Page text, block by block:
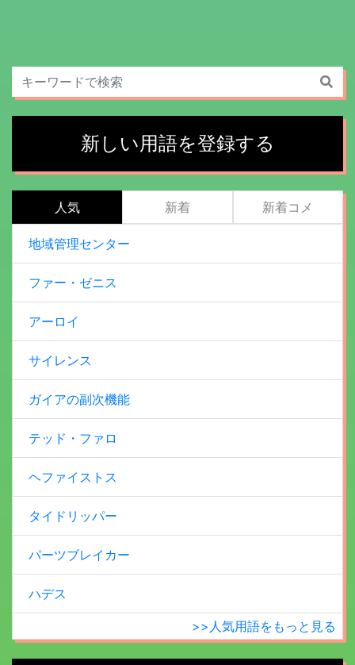
新しい用語を登録する
人気 新着 新着コメ
地域管理センター
ファー・ゼニス
アーロイ
サイレンス
ガイアの副次機能
テッド・ファロ
ヘファイストス
タイドリッパー
パーツブレイカー
ハデス
>>人気用語をもっと見る